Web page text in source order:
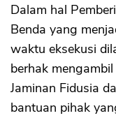
Dalam hal
Benda yang
waktu eksekusi
berhak
Jaminan Fidusia
bantuan pihak